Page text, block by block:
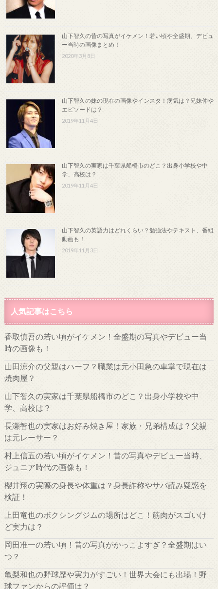
山下智久の昔の写真がイケメン！若い頃や全盛期、デビュ
ー当時の画像まとめ！
2020年3月8日
山下智久の妹の現在の画像やインスタ！病気は？兄妹仲や
エピソードは？
2019年11月4日
山下智久の実家は千葉県船橋市のどこ？出身小学校や中
学、高校は？
2019年11月4日
山下智久の英語力はどれくらい？勉強法やテキスト、番組
動画も！
2019年11月3日
人気記事はこちら
香取慎吾の若い頃がイケメン！全盛期の写真やデビュー当
時の画像も！
山田涼介の父親はハーフ？職業は元小田急の車掌で現在は
焼肉屋？
山下智久の実家は千葉県船橋市のどこ？出身小学校や中
学、高校は？
長瀬智也の実家はお好み焼き屋！家族・兄弟構成は？父親
は元レーサー？
村上信五の若い頃がイケメン！昔の写真やデビュー当時、
ジュニア時代の画像も！
櫻井翔の実際の身長や体重は？身長詐称やサバ読み疑惑を
検証！
上田竜也のボクシングジムの場所はどこ！筋肉がスゴいけ
ど実力は？
岡田准一の若い頃！昔の写真がかっこよすぎ？全盛期はい
つ？
亀梨和也の野球歴や実力がすごい！世界大会にも出場！野
球ファンからの評価は？